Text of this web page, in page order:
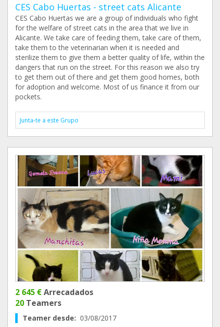
CES Cabo Huertas - street cats Alicante
CES Cabo Huertas we are a group of individuals who fight
for the welfare of street cats in the area that we live in
Alicante. We take care of feeding them, take care of them,
take them to the veterinarian when it is needed and
sterilize them to give them a better quality of life, within the
dangers that run on the street. For this reason we also try
to get them out of there and get them good homes, both
for adoption and welcome. Most of us finance it from our
pockets.
Junta-te a este Grupo
2 645 €Arrecadados
20 Teamers
Teamer desde: 03/08/2017